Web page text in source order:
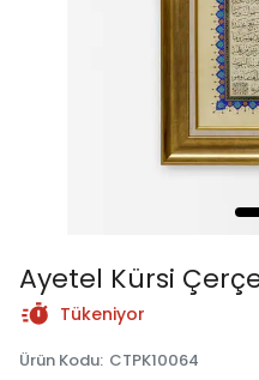
Ayetel Kürsi
Tükeniyor
Ürün Kodu: CTPK10064